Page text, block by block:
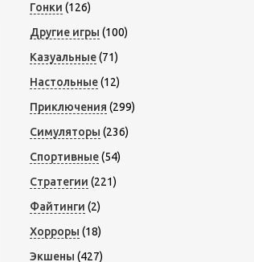
Гонки (126)
Другие игры (100)
Казуальные(71)
Настольные(12)
Приключения (299)
Симуляторы (236)
Спортивные(54)
Стратегии (221)
Файтинги (2)
Хорроры (18)
Экшены (427)